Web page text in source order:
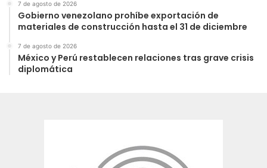
7 de agosto de 2026
Gobierno venezolano prohíbe exportación de
materiales de construcción hasta el 31 de diciembre
7 de agosto de 2026
México y Perú restablecen relaciones tras grave crisis
diplomática